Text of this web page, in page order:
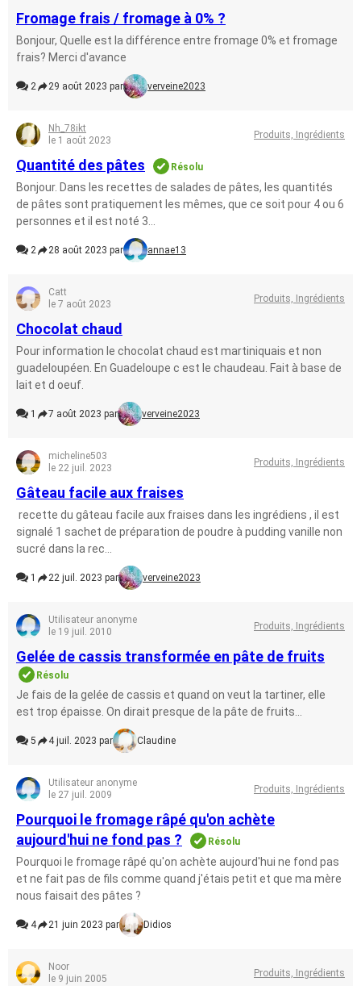
Fromage frais / fromage à 0% ?
Bonjour, Quelle est la différence entre fromage 0% et fromage
frais? Merci d'avance
2 29 août 2023 par verveine2023
Nh_78ikt
le 1 août 2023
Produits, Ingrédients
Quantité des pâtes Résolu
Bonjour. Dans les recettes de salades de pâtes, les quantités
de pâtes sont pratiquement les mêmes, que ce soit pour 4 ou 6
personnes et il est noté 3...
2 28 août 2023 par annae13
Catt
le 7 août 2023
Produits, Ingrédients
Chocolat chaud
Pour information le chocolat chaud est martiniquais et non
guadeloupéen. En Guadeloupe c est le chaudeau. Fait à base de
lait et d oeuf.
1 7 août 2023 par verveine2023
micheline503
le 22 juil. 2023
Produits, Ingrédients
Gâteau facile aux fraises
recette du gâteau facile aux fraises dans les ingrédiens , il est
signalé 1 sachet de préparation de poudre à pudding vanille non
sucré dans la rec...
1 22 juil. 2023 par verveine2023
Utilisateur anonyme
le 19 juil. 2010
Produits, Ingrédients
Gelée de cassis transformée en pâte de fruits
Résolu
Je fais de la gelée de cassis et quand on veut la tartiner, elle
est trop épaisse. On dirait presque de la pâte de fruits...
5 4 juil. 2023 par Claudine
Utilisateur anonyme
le 27 juil. 2009
Produits, Ingrédients
Pourquoi le fromage râpé qu'on achète
aujourd'hui ne fond pas ?
Résolu
Pourquoi le fromage râpé qu'on achète aujourd'hui ne fond pas
et ne fait pas de fils comme quand j'étais petit et que ma mère
nous faisait des pâtes ?
4 21 juin 2023 par Didios
Noor
le 9 juin 2005
Produits, Ingrédients